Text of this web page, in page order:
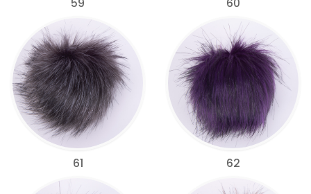
61 62